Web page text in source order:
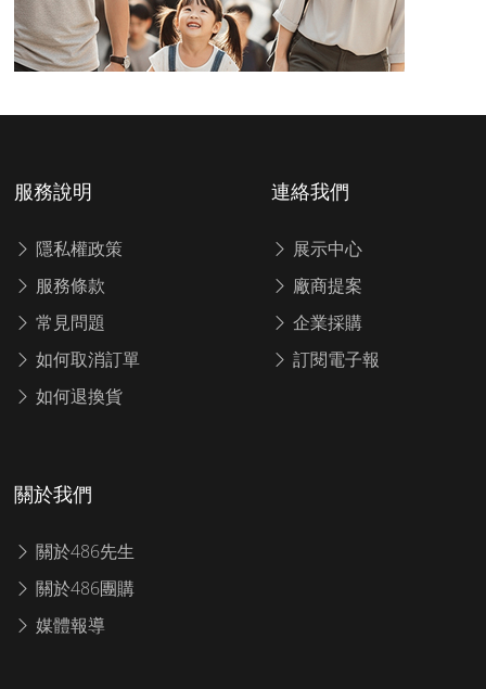
服務說明
隱私權政策
服務條款
常見問題
如何取消訂單
如何退換貨
連絡我們
展示中心
廠商提案
企業採購
訂閱電子報
關於我們
關於486先生
關於486團購
媒體報導